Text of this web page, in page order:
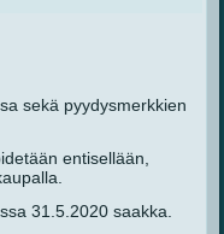
sekä pyydysmerkkien
entisellään,
31.5.2020 saakka.